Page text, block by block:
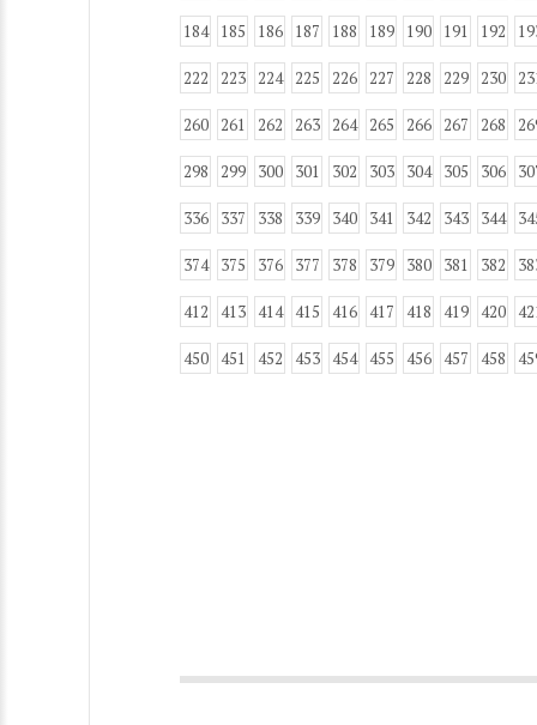
184 185 186 187 188 189 190 191 192
222 223 224 225 226 227 228 229 230
260 261 262 263 264 265 266 267 268
298 299 300 301 302 303 304 305 306
336 337 338 339 340 341 342 343 344
374 375 376 377 378 379 380 381 382
412 413 414 415 416 417 418 419 420
450 451 452 453 454 455 456 457 458